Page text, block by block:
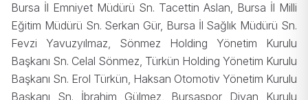
Bursa İl Emniyet Müdürü Sn. Tacettin Aslan, Bursa İl Milli
Eğitim Müdürü Sn. Serkan Gür, Bursa İl Sağlık Müdürü Sn.
Fevzi Yavuzyılmaz, Sönmez Holding Yönetim Kurulu
Başkanı Sn. Celal Sönmez, Türkün Holding Yönetim Kurulu
Başkanı Sn. Erol Türkün, Haksan Otomotiv Yönetim Kurulu
Başkanı Sn. İbrahim Gülmez, Bursaspor Divan Kurulu